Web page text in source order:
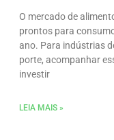
O mercado de
prontos para
ano. Para indústrias
porte, acompanhar
investir
LEIA MAIS »